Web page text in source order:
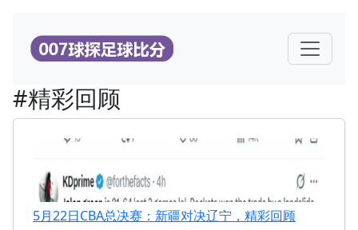
#精彩回顾
5月22日CBA总决赛：新疆对决辽宁，精彩回顾